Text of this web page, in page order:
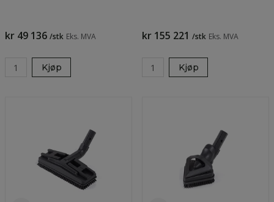
kr 49 136 /stk Eks. MVA
Kjøp
kr 155 221 /stk Eks. MVA
Kjøp